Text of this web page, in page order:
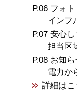
フォ
インフ
安心
担当区
お知
電力
詳細はこ